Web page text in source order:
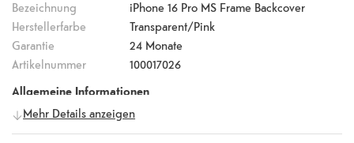
iPhones zu beeinträchtigen.
Bezeichnung
iPhone 16 Pro MS Frame Backcover
Herstellerfarbe
Transparent/Pink
Garantie
24 Monate
Artikelnummer
100017026
Allgemeine Informationen
Hersteller
iDeal of Sweden
Herstellernummer
499504
Mehr Details anzeigen